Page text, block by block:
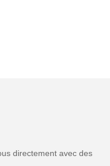
directement avec des